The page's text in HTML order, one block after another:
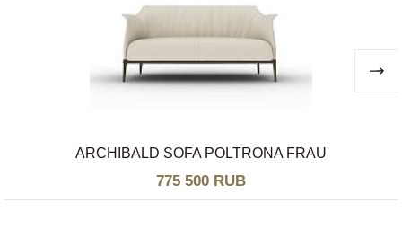
ARCHIBALD SOFA POLTRONA FRAU
775 500 RUB